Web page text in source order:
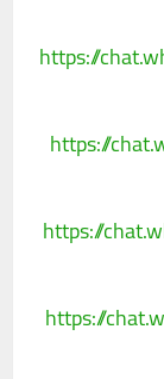
https://
https://
https://
https://